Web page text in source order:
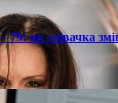
як співачка